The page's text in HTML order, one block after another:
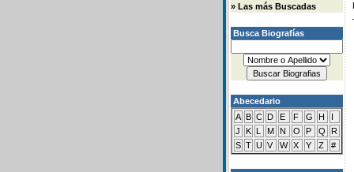
» Las más Buscadas
Busca Biografías
Abecedario
A B C D E F G H
I
J
K L M N O P Q
R
S T U V W X Y Z #